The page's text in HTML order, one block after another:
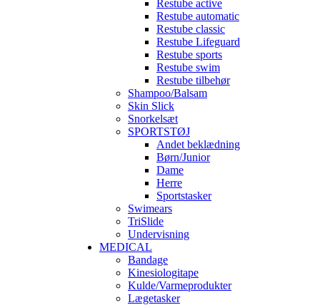
Restube active
Restube automatic
Restube classic
Restube Lifeguard
Restube sports
Restube swim
Restube tilbehør
Shampoo/Balsam
Skin Slick
Snorkelsæt
SPORTSTØJ
Andet beklædning
Børn/Junior
Dame
Herre
Sportstasker
Swimears
TriSlide
Undervisning
MEDICAL
Bandage
Kinesiologitape
Kulde/Varmeprodukter
Lægetasker